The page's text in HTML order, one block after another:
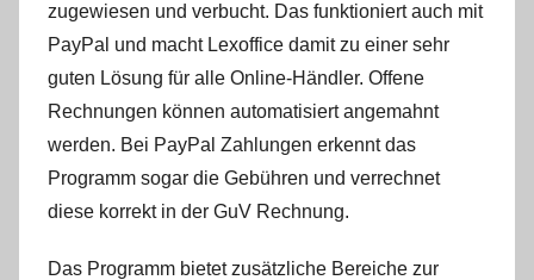
zugewiesen und verbucht. Das funktioniert auch mit
PayPal und macht Lexoffice damit zu einer sehr
guten Lösung für alle Online-Händler. Offene
Rechnungen können automatisiert angemahnt
werden. Bei PayPal Zahlungen erkennt das
Programm sogar die Gebühren und verrechnet
diese korrekt in der GuV Rechnung.
Das Programm bietet zusätzliche Bereiche zur